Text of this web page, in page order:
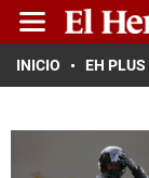
INICIO EH PLUS